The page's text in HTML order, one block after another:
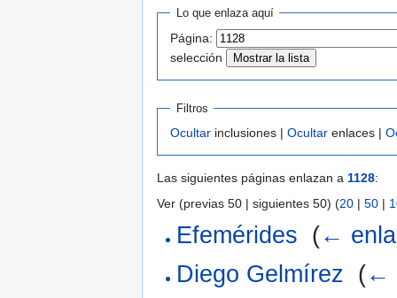
Lo que enlaza aquí
Página:
selección
Filtros
Ocultar inclusiones | Ocultar enlaces |
Las siguientes páginas enlazan a 1128:
Ver (previas 50 | siguientes 50) (20 | 50 |
Efemérides (←
Diego Gelmírez (←